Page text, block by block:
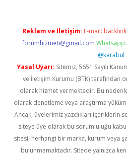
Reklam ve İletişim: E-mail:
forumhizmeti@gmail.com
@karabul
Yasal Uyarı: Sitemiz, 5651 Sayılı
ve İletişim Kurumu (BTK) tarafından
olarak hizmet vermektedir. Bu
olarak denetleme veya araştırma
Ancak, üyelerimiz yazdıkları içeriklerin
siteye üye olarak bu sorumluluğu
sitesi, herhangi bir marka, kurum veya
bulunmamaktadır. Sitede yalnızca